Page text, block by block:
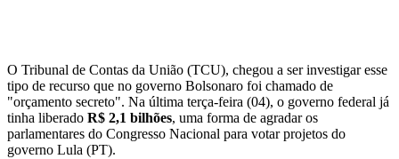
O Tribunal de Contas da União (TCU), chegou a ser investigar esse
tipo de recurso que no governo Bolsonaro foi chamado de
"orçamento secreto". Na última terça-feira (04), o governo federal já
tinha liberado R$ 2,1 bilhões, uma forma de agradar os
parlamentares do Congresso Nacional para votar projetos do
governo Lula (PT).